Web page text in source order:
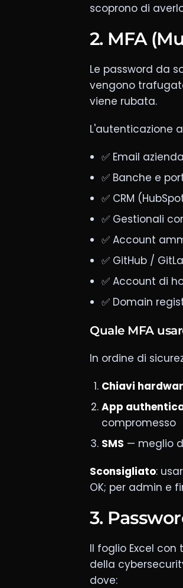
scoprono di
2. MFA
Le password da
vengono
viene rubata.
L'autenticazione
✅ Email
✅ Banche e
✅ CRM
✅ Gestionali
✅ Account
✅ GitHub /
✅ Account di
✅ Domain
Quale MFA
In ordine di
Chiavi
App
compromesso
SMS — meglio
Sconsigliato:
OK; per admin e
3.
Il foglio Excel
della
dove: